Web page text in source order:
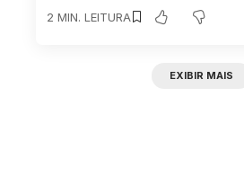
2 MIN. LEITURA
EXIBIR MAIS